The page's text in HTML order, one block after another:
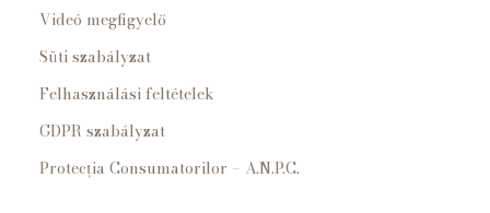
Videó megfigyelő
Süti szabályzat
Felhasználási feltételek
GDPR szabályzat
Protecția Consumatorilor – A.N.P.C.